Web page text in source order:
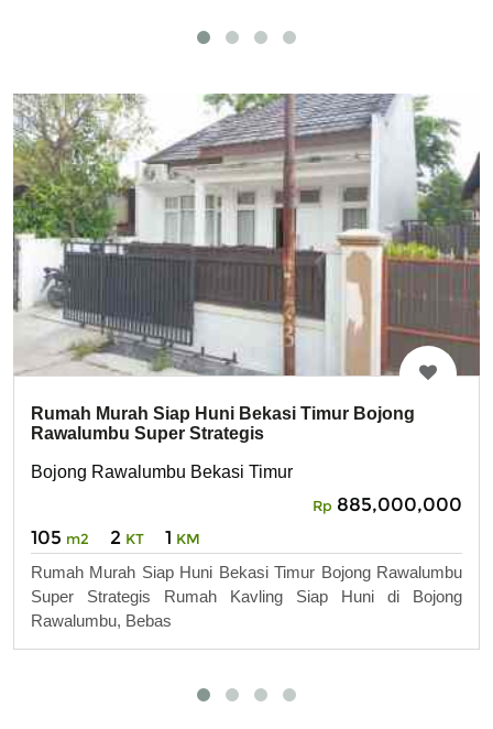
Rumah Murah Siap Huni Bekasi Timur Bojong
Rawalumbu Super Strategis
Bojong Rawalumbu Bekasi Timur
Rp 885,000,000
105 m2 2 KT 1 KM
Rumah Murah Siap Huni Bekasi Timur Bojong Rawalumbu
Super Strategis Rumah Kavling Siap Huni di Bojong
Rawalumbu, Bebas